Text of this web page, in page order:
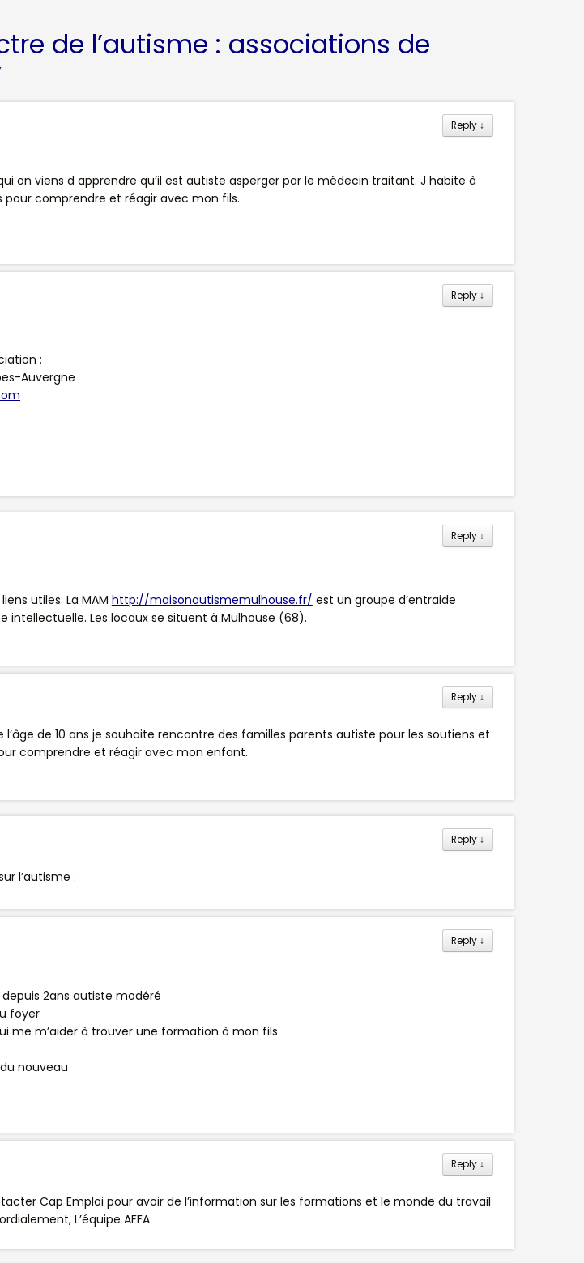
de l’autisme : associations de
Reply ↓
on viens d apprendre qu’il est autiste asperger par le médecin traitant. J habite à
pour comprendre et réagir avec mon fils.
Reply ↓
:
Auvergne
Reply ↓
utiles. La MAM http://maisonautismemulhouse.fr/ est un groupe d’entraide
Les locaux se situent à Mulhouse (68).
Reply ↓
de 10 ans je souhaite rencontre des familles parents autiste pour les soutiens et
comprendre et réagir avec mon enfant.
Reply ↓
l’autisme .
Reply ↓
2ans autiste modéré
foyer
me m’aider à trouver une formation à mon fils
nouveau
Reply ↓
Cap Emploi pour avoir de l’information sur les formations et le monde du travail
L’équipe AFFA